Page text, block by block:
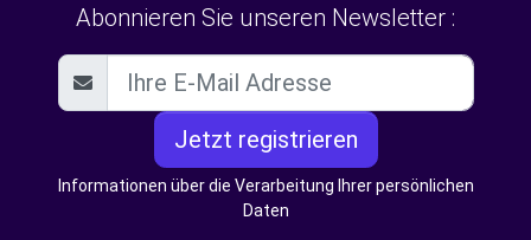
Abonnieren Sie unseren Newsletter :
Jetzt registrieren
Informationen über die Verarbeitung Ihrer persönlichen
Daten